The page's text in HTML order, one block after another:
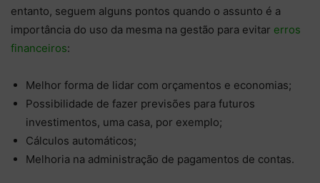
entanto, seguem alguns pontos quando o assunto é a
importância do uso da mesma na gestão para evitar erros
financeiros:
Melhor forma de lidar com orçamentos e economias;
Possibilidade de fazer previsões para futuros
investimentos, uma casa, por exemplo;
Cálculos automáticos;
Melhoria na administração de pagamentos de contas.